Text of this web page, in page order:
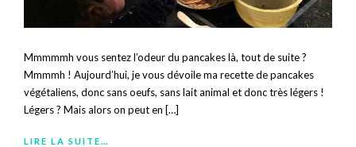
Mmmmmh vous sentez l’odeur du pancakes là, tout de suite ?
Mmmmh ! Aujourd’hui, je vous dévoile ma recette de pancakes
végétaliens, donc sans oeufs, sans lait animal et donc très légers !
Légers ? Mais alors on peut en […]
LIRE LA SUITE…